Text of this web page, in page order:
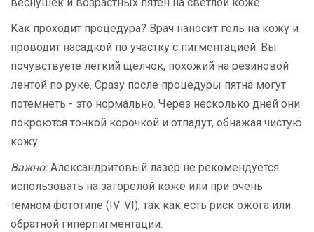
Как проходит процедура? Врач наносит гель на кожу и
проводит насадкой по участку с пигментацией. Вы
почувствуете легкий щелчок, похожий на резиновой
лентой по руке. Сразу после процедуры пятна могут
потемнеть - это нормально. Через несколько дней они
покроются тонкой корочкой и отпадут, обнажая чистую
кожу.
Важно:Александритовый лазер не рекомендуется
использовать на загорелой коже или при очень
темном фототипе (IV-VI), так как есть риск ожога или
обратной гиперпигментации.